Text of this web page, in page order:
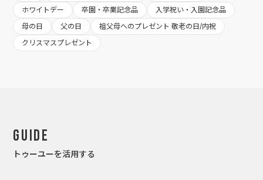
ホワイトデー
卒園・卒業記念品
入学祝い・入園記念品
母の日
父の日
祖父母へのプレゼント 敬老の日/内祝
クリスマスプレゼント
Guide
トゥーユーを活用する